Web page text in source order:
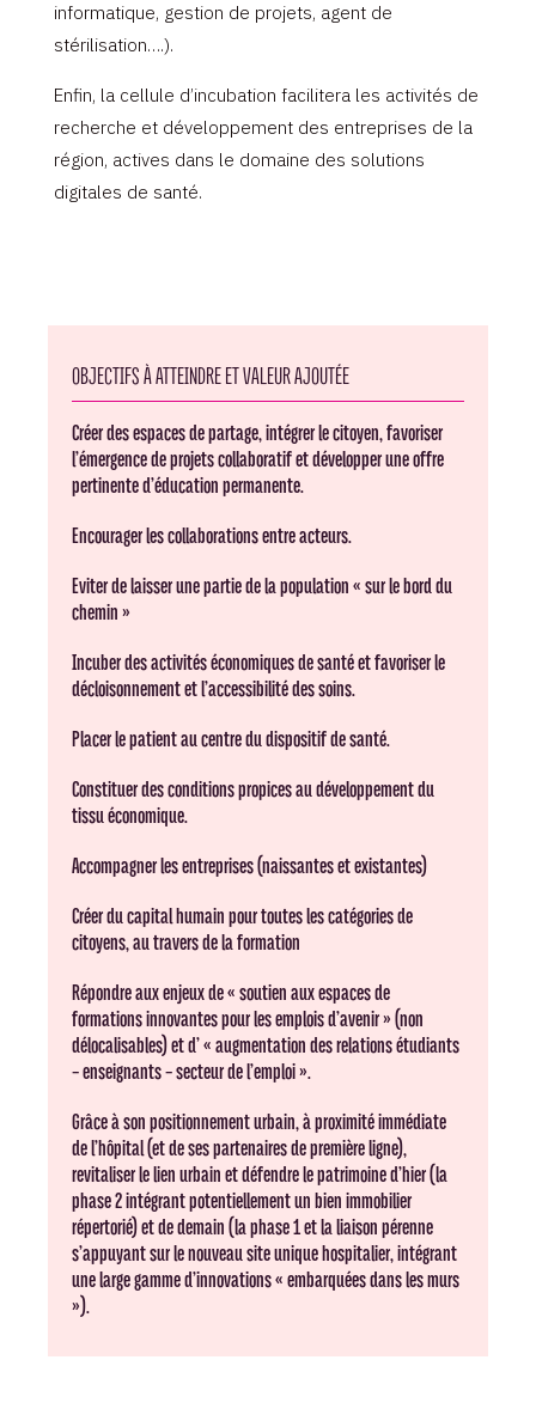
informatique, gestion de projets, agent de
stérilisation….).
Enfin, la cellule d’incubation facilitera les activités de
recherche et développement des entreprises de la
région, actives dans le domaine des solutions
digitales de santé.
OBJECTIFS À ATTEINDRE ET VALEUR AJOUTÉE
Créer des espaces de partage, intégrer le citoyen, favoriser
l’émergence de projets collaboratif et développer une offre
pertinente d’éducation permanente.
Encourager les collaborations entre acteurs.
Eviter de laisser une partie de la population « sur le bord du
chemin »
Incuber des activités économiques de santé et favoriser le
décloisonnement et l’accessibilité des soins.
Placer le patient au centre du dispositif de santé.
Constituer des conditions propices au développement du
tissu économique.
Accompagner les entreprises (naissantes et existantes)
Créer du capital humain pour toutes les catégories de
citoyens, au travers de la formation
Répondre aux enjeux de « soutien aux espaces de
formations innovantes pour les emplois d’avenir » (non
délocalisables) et d’ « augmentation des relations étudiants
– enseignants – secteur de l’emploi ».
Grâce à son positionnement urbain, à proximité immédiate
de l’hôpital (et de ses partenaires de première ligne),
revitaliser le lien urbain et défendre le patrimoine d’hier (la
phase 2 intégrant potentiellement un bien immobilier
répertorié) et de demain (la phase 1 et la liaison pérenne
s’appuyant sur le nouveau site unique hospitalier, intégrant
une large gamme d’innovations « embarquées dans les murs
»).